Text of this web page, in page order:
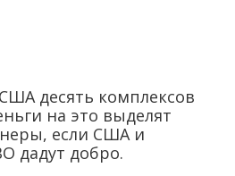
десять комплексов
на это выделят
если США и
дадут добро.